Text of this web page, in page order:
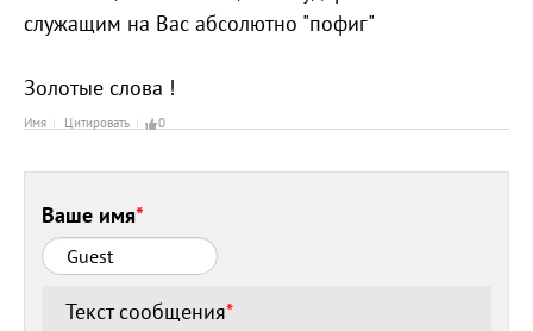
служащим на Вас абсолютно "пофиг"
Золотые слова !
Имя Цитировать 0
Ваше имя*
Текст сообщения*